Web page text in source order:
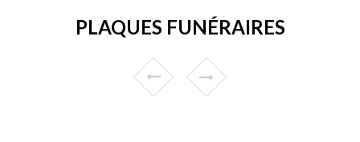
PLAQUES FUNÉRAIRES